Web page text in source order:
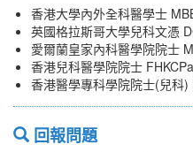
香港大學內外全科醫學士
英國格拉斯哥大學兒科文憑
愛爾蘭皇家內科醫學院院士
香港兒科醫學院院士
香港醫學專科學院院士(兒科
回報問題